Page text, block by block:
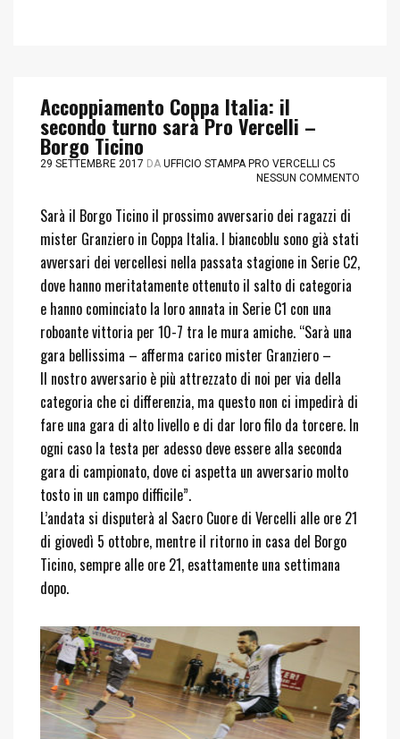
Accoppiamento Coppa Italia: il
secondo turno sarà Pro Vercelli –
Borgo Ticino
29 SETTEMBRE 2017 DA UFFICIO STAMPA PRO VERCELLI C5
NESSUN COMMENTO
Sarà il Borgo Ticino il prossimo avversario dei ragazzi di
mister Granziero in Coppa Italia. I biancoblu sono già stati
avversari dei vercellesi nella passata stagione in Serie C2,
dove hanno meritatamente ottenuto il salto di categoria
e hanno cominciato la loro annata in Serie C1 con una
roboante vittoria per 10-7 tra le mura amiche. “Sarà una
gara bellissima – afferma carico mister Granziero –
Il nostro avversario è più attrezzato di noi per via della
categoria che ci differenzia, ma questo non ci impedirà di
fare una gara di alto livello e di dar loro filo da torcere. In
ogni caso la testa per adesso deve essere alla seconda
gara di campionato, dove ci aspetta un avversario molto
tosto in un campo difficile”.
L’andata si disputerà al Sacro Cuore di Vercelli alle ore 21
di giovedì 5 ottobre, mentre il ritorno in casa del Borgo
Ticino, sempre alle ore 21, esattamente una settimana
dopo.